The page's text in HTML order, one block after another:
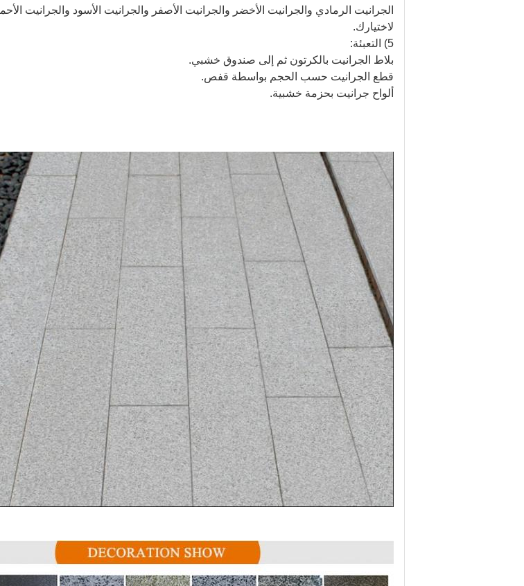
الجرانيت الرمادي والجرانيت الأخضر والجرانيت الأصفر والجرانيت الأسود والجرانيت
لاختيارك.
5) التعبئة:
بلاط الجرانيت بالكرتون ثم إلى صندوق خشبي.
قطع الجرانيت حسب الحجم بواسطة قفص.
ألواح جرانيت بحزمة خشبية.